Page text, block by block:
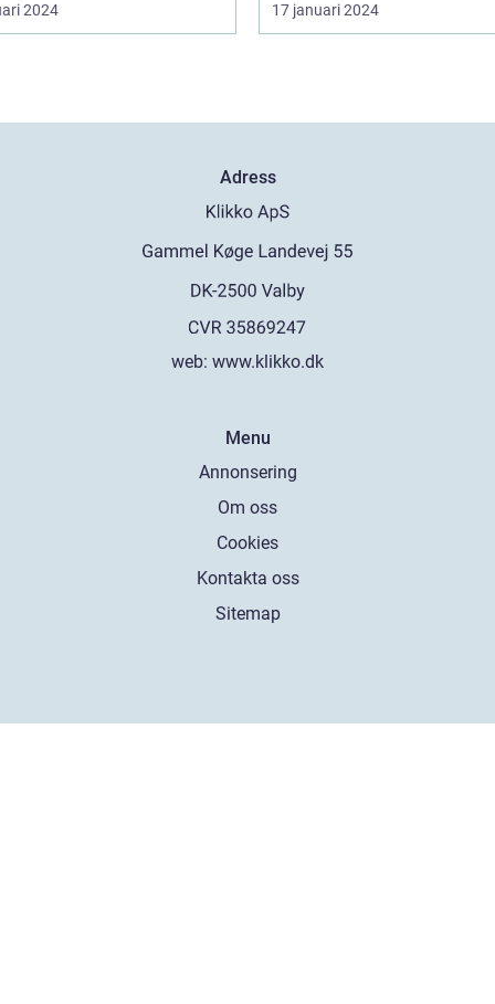
2024 17 januari 2024
Adress
web: www.klikko.dk
Menu
Annonsering
Om oss
Cookies
Kontakta oss
Sitemap